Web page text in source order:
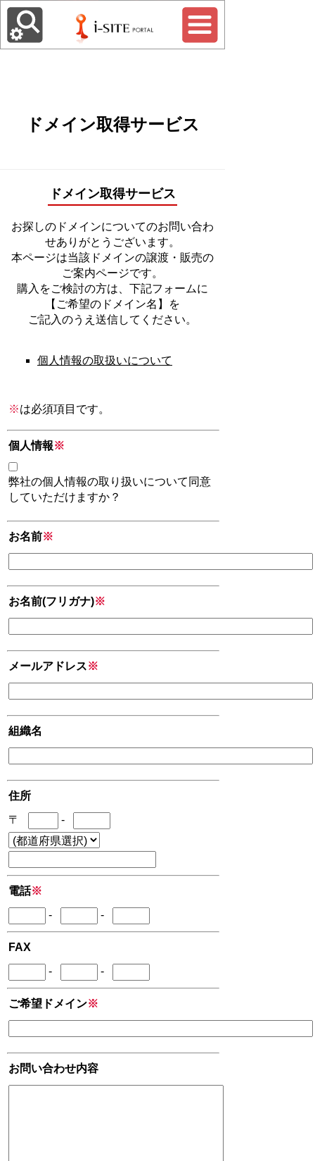
ドメイン取得サービス
ドメイン取得サービス
お探しのドメインについてのお問い合わ
せありがとうございます。
本ページは当該ドメインの譲渡・販売の
ご案内ページです。
購入をご検討の方は、下記フォームに
【ご希望のドメイン名】を
ご記入のうえ送信してください。
個人情報の取扱いについて
※は必須項目です。
個人情報※
弊社の個人情報の取り扱いについて同意
していただけますか？
お名前※
お名前(フリガナ)※
メールアドレス※
組織名
住所
〒
-
電話※
-
-
FAX
-
-
ご希望ドメイン※
お問い合わせ内容